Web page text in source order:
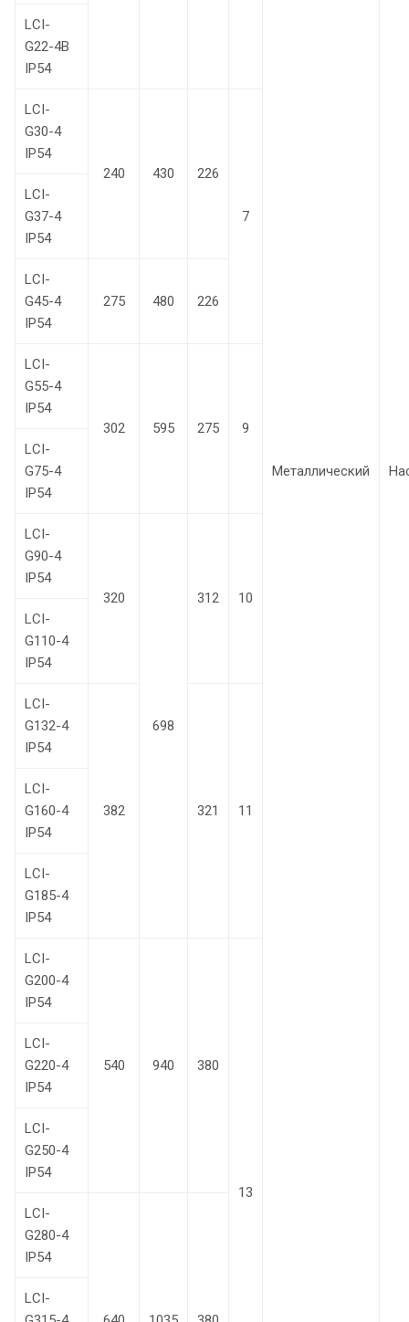
Металлический
LCI-
G22-4В
IP54
LCI-
G30-4
IP54
240
430 226
7
LCI-
G37-4
IP54
LCI-
G45-4
IP54
275 480 226
LCI-
G55-4
IP54
302
595 275
9
LCI-
G75-4
IP54
LCI-
G90-4
IP54
320
698
312
10
LCI-
G110-4
IP54
LCI-
G132-4
IP54
382 321 11
LCI-
G160-4
IP54
LCI-
G185-4
IP54
LCI-
G200-4
IP54
540 940 380
13
LCI-
G220-4
IP54
LCI-
G250-4
IP54
LCI-
G280-4
IP54
LCI-